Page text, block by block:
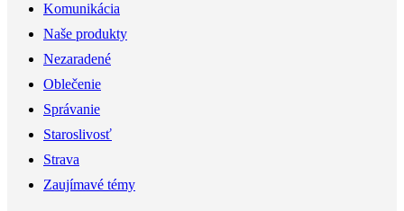
Komunikácia
Naše produkty
Nezaradené
Oblečenie
Správanie
Staroslivosť
Strava
Zaujímavé témy